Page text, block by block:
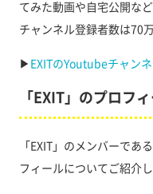
てみた動画や自宅公開な
チャンネル登録者数は70
▶︎ EXITのYoutubeチャン
「EXIT」のプロフ
「EXIT」のメンバーであ
フィールについてご紹介し